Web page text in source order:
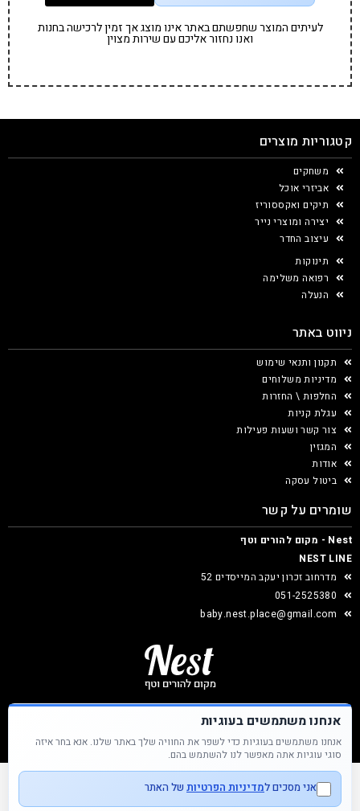
לעיתים המוצר שחפשתם באתר אינו מוצג אך זמין לרכישה בחנות
ואנו נחזור אליכם עם שירות מצוין
קטגוריות מוצרים
משחקים
אביזרי אוכל
תיקים ואקססוריז
יצירה ומוצרי נייר
עיצוב החדר
תינוקות
רפואה משלימה
הנעלה
ניווט באתר
תקנון ותנאי שימוש
מדיניות משלוחים
החלפות \ החזרות
עגלת קניות
צור קשר ושעות פעילות
המגזין
אודות
ביטול עסקה
שומרים על קשר
Nest - מקום להורים וטף
NEST LINE
מדרחוב זכרון יעקב המייסדים 52
051-2525380
baby.nest.place@gmail.com
Nest &copy כל הזכויות שמורות
אנחנו משתמשים בעוגיות
אנחנו משתמשים בעוגיות כדי לשפר את החוויה שלך באתר שלנו. אנא בחר איזה
סוגי עוגיות אתה מאפשר לנו להשתמש בהם.
אני מסכים למדיניות הפרטיות של האתר